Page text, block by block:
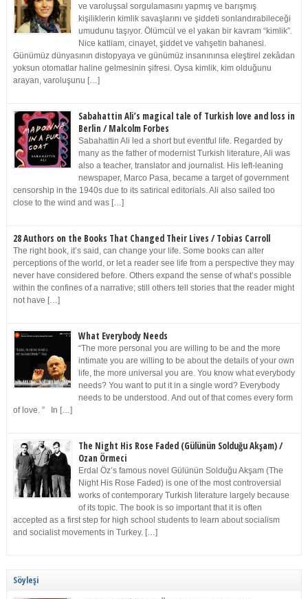
ve varoluşsal sorgulamasını yapmış ve barışmış
kişiliklerin kimlik savaşlarını ve şiddeti sonlandırabileceği
umudunu taşıyor. Ölümcül ve el yakan bir kavram “kimlik”.
Nice katliam, cinayet, şiddet ve vahşetin bahanesi.
Günümüz dünyasının distopyaya ve günümüz insanınınsa eleştirel zekâdan
yoksun otomatlar haline gelmesinin şifresi. Oysa kimlik, kim olduğunu
arayan, varoluşunu […]
Sabahattin Ali’s magical tale of Turkish love and loss in
Berlin / Malcolm Forbes
Sabahattin Ali led a short but eventful life. Regarded by
many as the father of modernist Turkish literature, Ali was
also a teacher, translator and journalist. His left-leaning
newspaper, Marco Pasa, became a target of government
censorship in the 1940s due to its satirical editorials. Ali also sailed too
close to the wind and was […]
28 Authors on the Books That Changed Their Lives / Tobias Carroll
The right book, it’s said, can change your life. Some books can alter
perceptions of the world, or let a reader see life from a perspective they may
never have considered before. Others expand the sense of what’s possible
within the confines of a narrative; still others tell stories that the reader might
not have […]
What Everybody Needs
“The more personal you are willing to be and the more
intimate you are willing to be about the details of your own
life, the more universal you are. You know what everybody
needs? You want to put it in a single word? Everybody
needs to be understood. And out of that comes every form
of love. ” In […]
The Night His Rose Faded (Gülünün Solduğu Akşam) /
Ozan Örmeci
Erdal Öz’s famous novel Gülünün Solduğu Akşam (The
Night His Rose Faded) is one of the most controversial
works of contemporary Turkish literature largely because
of its topic. The book is so important that it is often
accepted as a first step for high school students to learn about socialism
and socialist movements in Turkey. […]
Söyleşi